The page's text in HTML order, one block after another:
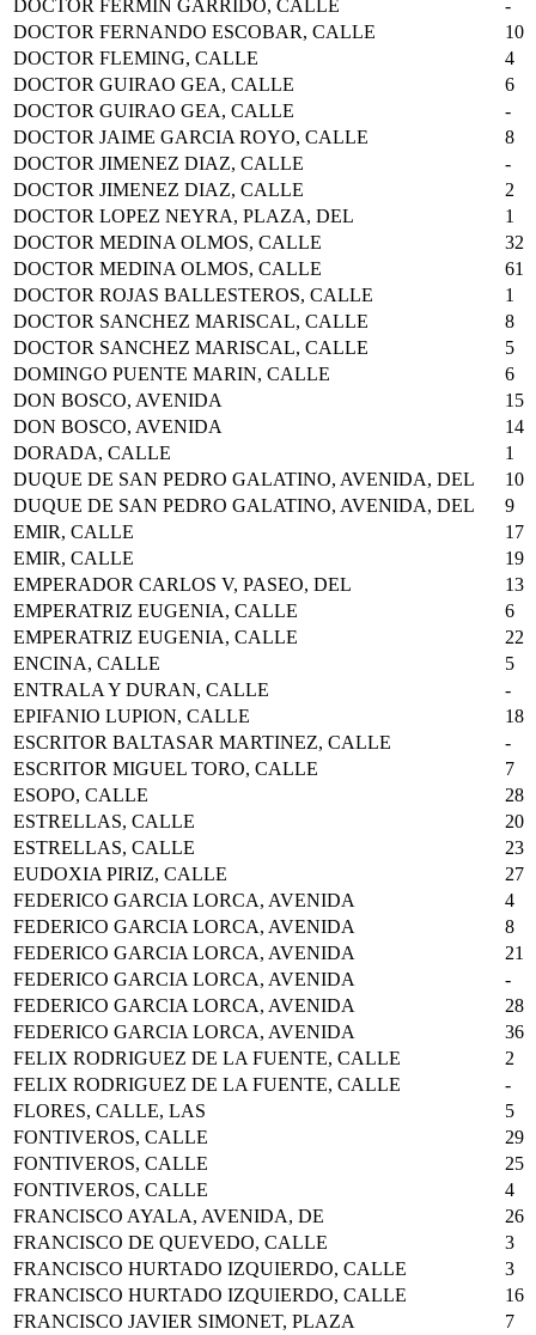
DOCTOR FERMIN GARRIDO, CALLE
-
DOCTOR FERNANDO ESCOBAR, CALLE
10
DOCTOR FLEMING, CALLE
4
DOCTOR GUIRAO GEA, CALLE
6
DOCTOR GUIRAO GEA, CALLE
-
DOCTOR JAIME GARCIA ROYO, CALLE
8
DOCTOR JIMENEZ DIAZ, CALLE
-
DOCTOR JIMENEZ DIAZ, CALLE
2
DOCTOR LOPEZ NEYRA, PLAZA, DEL
1
DOCTOR MEDINA OLMOS, CALLE
32
DOCTOR MEDINA OLMOS, CALLE
61
DOCTOR ROJAS BALLESTEROS, CALLE
1
DOCTOR SANCHEZ MARISCAL, CALLE
8
DOCTOR SANCHEZ MARISCAL, CALLE
5
DOMINGO PUENTE MARIN, CALLE
6
DON BOSCO, AVENIDA
15
DON BOSCO, AVENIDA
14
DORADA, CALLE
1
DUQUE DE SAN PEDRO GALATINO, AVENIDA, DEL
10
DUQUE DE SAN PEDRO GALATINO, AVENIDA, DEL
9
EMIR, CALLE
17
EMIR, CALLE
19
EMPERADOR CARLOS V, PASEO, DEL
13
EMPERATRIZ EUGENIA, CALLE
6
EMPERATRIZ EUGENIA, CALLE
22
ENCINA, CALLE
5
ENTRALA Y DURAN, CALLE
-
EPIFANIO LUPION, CALLE
18
ESCRITOR BALTASAR MARTINEZ, CALLE
-
ESCRITOR MIGUEL TORO, CALLE
7
ESOPO, CALLE
28
ESTRELLAS, CALLE
20
ESTRELLAS, CALLE
23
EUDOXIA PIRIZ, CALLE
27
FEDERICO GARCIA LORCA, AVENIDA
4
FEDERICO GARCIA LORCA, AVENIDA
8
FEDERICO GARCIA LORCA, AVENIDA
21
FEDERICO GARCIA LORCA, AVENIDA
-
FEDERICO GARCIA LORCA, AVENIDA
28
FEDERICO GARCIA LORCA, AVENIDA
36
FELIX RODRIGUEZ DE LA FUENTE, CALLE
2
FELIX RODRIGUEZ DE LA FUENTE, CALLE
-
FLORES, CALLE, LAS
5
FONTIVEROS, CALLE
29
FONTIVEROS, CALLE
25
FONTIVEROS, CALLE
4
FRANCISCO AYALA, AVENIDA, DE
26
FRANCISCO DE QUEVEDO, CALLE
3
FRANCISCO HURTADO IZQUIERDO, CALLE
3
FRANCISCO HURTADO IZQUIERDO, CALLE
16
FRANCISCO JAVIER SIMONET, PLAZA
7